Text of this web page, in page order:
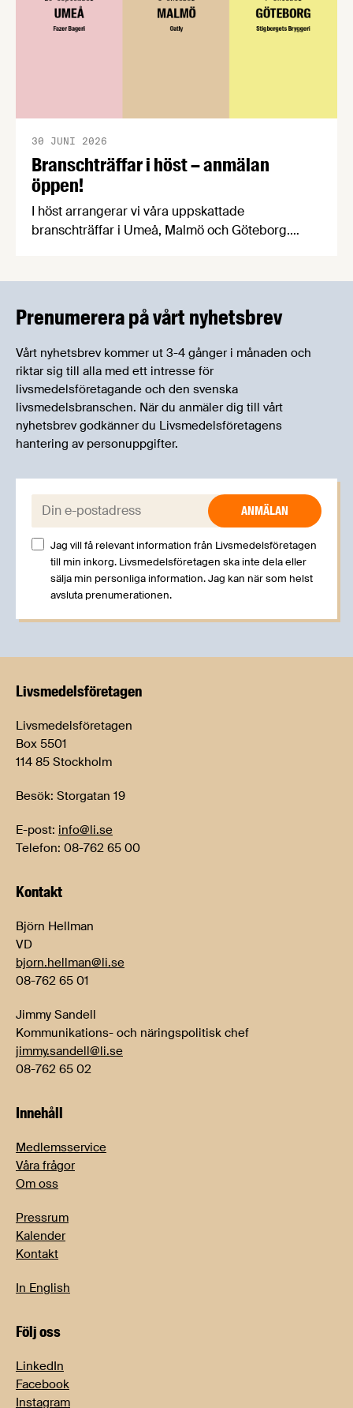
Branschträffar i höst – anmälan
öppen!
30 JUNI 2026
I höst arrangerar vi våra uppskattade
branschträffar i Umeå, Malmö och Göteborg.
Prenumerera på vårt nyhetsbrev
Vårt nyhetsbrev kommer ut 3-4 gånger i månaden och
riktar sig till alla med ett intresse för
livsmedelsföretagande och den svenska
livsmedelsbranschen. När du anmäler dig till vårt
nyhetsbrev godkänner du Livsmedelsföretagens
hantering av personuppgifter.
E-post:
Jag vill få relevant information från Livsmedelsföretagen
till min inkorg. Livsmedelsföretagen ska inte dela eller
sälja min personliga information. Jag kan när som helst
avsluta prenumerationen.
Livsmedels­företagen
Livsmedelsföretagen
Box 5501
114 85 Stockholm
Besök: Storgatan 19
E-post: info@li.se
Telefon: 08-762 65 00
Kontakt
Björn Hellman
VD
bjorn.hellman@li.se
08-762 65 01
Jimmy Sandell
Kommunikations- och näringspolitisk chef
jimmy.sandell@li.se
08-762 65 02
Innehåll
Medlemsservice
Våra frågor
Om oss
Pressrum
Kalender
Kontakt
In English
Följ oss
LinkedIn
Facebook
Instagram